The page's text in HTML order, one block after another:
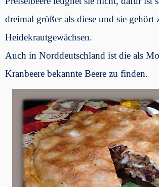
dreimal größer als diese und sie gehört
Heidekrautgewächsen.
Auch in Norddeutschland ist die als
Kranbeere bekannte Beere zu finden.